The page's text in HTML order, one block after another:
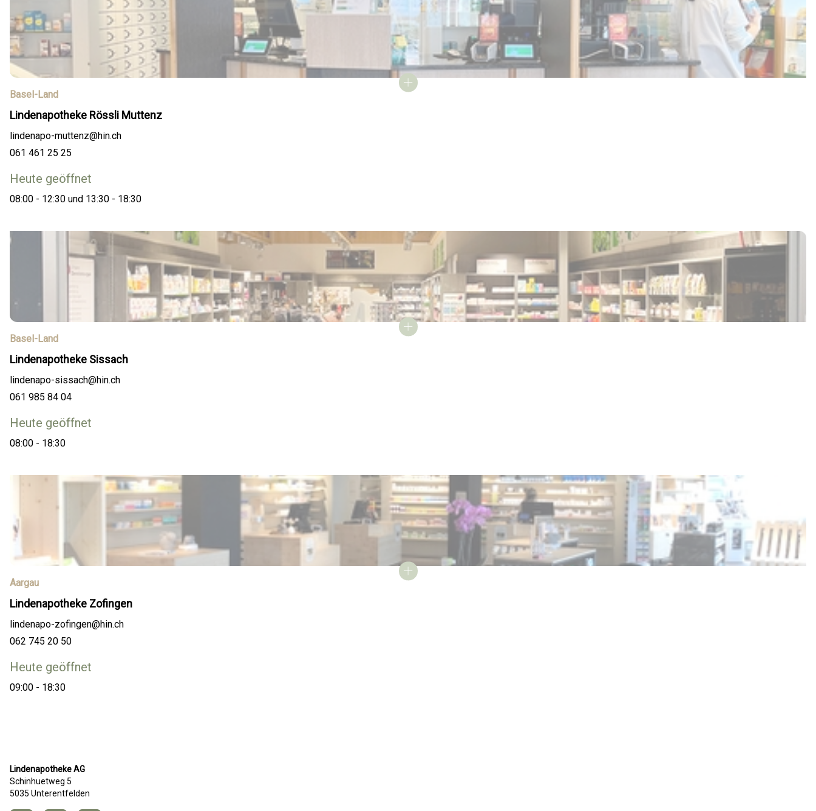
Basel-Land
Lindenapotheke Rössli Muttenz
lindenapo-muttenz@hin.ch
061 461 25 25
Heute geöffnet
08:00 - 12:30 und 13:30 - 18:30
Basel-Land
Lindenapotheke Sissach
lindenapo-sissach@hin.ch
061 985 84 04
Heute geöffnet
08:00 - 18:30
Aargau
Lindenapotheke Zofingen
lindenapo-zofingen@hin.ch
062 745 20 50
Heute geöffnet
09:00 - 18:30
Lindenapotheke AG
Schinhuetweg 5
5035 Unterentfelden